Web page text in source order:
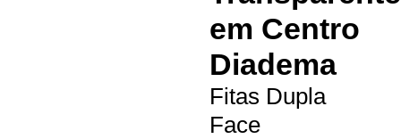
em Centro
Diadema
Fitas Dupla
Face